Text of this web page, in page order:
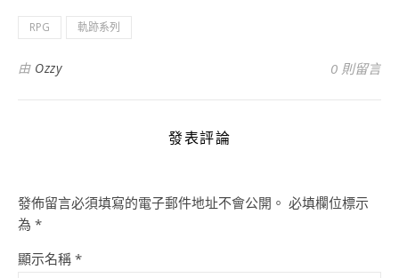
RPG 軌跡系列
由 Ozzy 0 則留言
發表評論
發佈留言必須填寫的電子郵件地址不會公開。 必填欄位標示
為 *
顯示名稱 *